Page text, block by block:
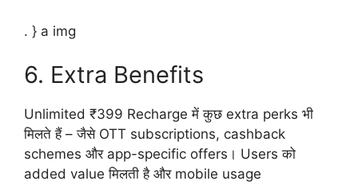
. } a img
6. Extra Benefits
Unlimited ₹399 Recharge में कुछ extra perks भी
मिलते हैं – जैसे OTT subscriptions, cashback
schemes और app-specific offers। Users को
added value मिलती है और mobile usage